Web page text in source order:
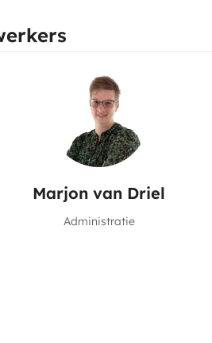
Marjon van Driel
Administratie